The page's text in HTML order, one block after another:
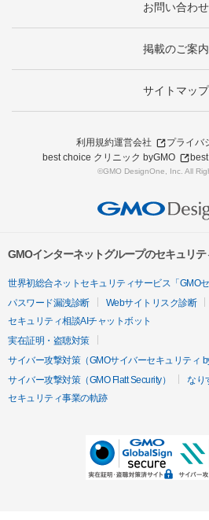
お問い合わせ
掲載のご案内
サイトマップ
利用規約運営会社
プライバ
best choice クリニック byGMO
©GMO DesignOne, Inc. All
GMOインターネットグループのセキュリ
世界初総合ネットセキュリティサービス「GMOセ
パスワード漏洩診断
Webサイトリスク診断
セキュリティ相談AIチャットボット
実在証明・盗聴対策
サイバー攻撃対策（GMOサイバーセキュリティ
サイバー攻撃対策（GMO Flatt Security）
なり
セキュリティ事業の軌跡